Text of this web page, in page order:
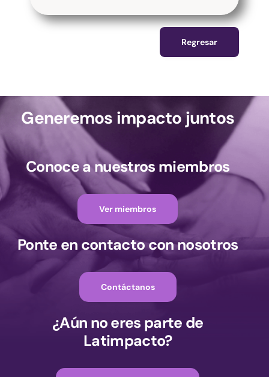
Regresar
Generemos impacto juntos
Conoce a nuestros miembros
Ver miembros
Ponte en contacto con nosotros
Contáctanos
¿Aún no eres parte de
Latimpacto?